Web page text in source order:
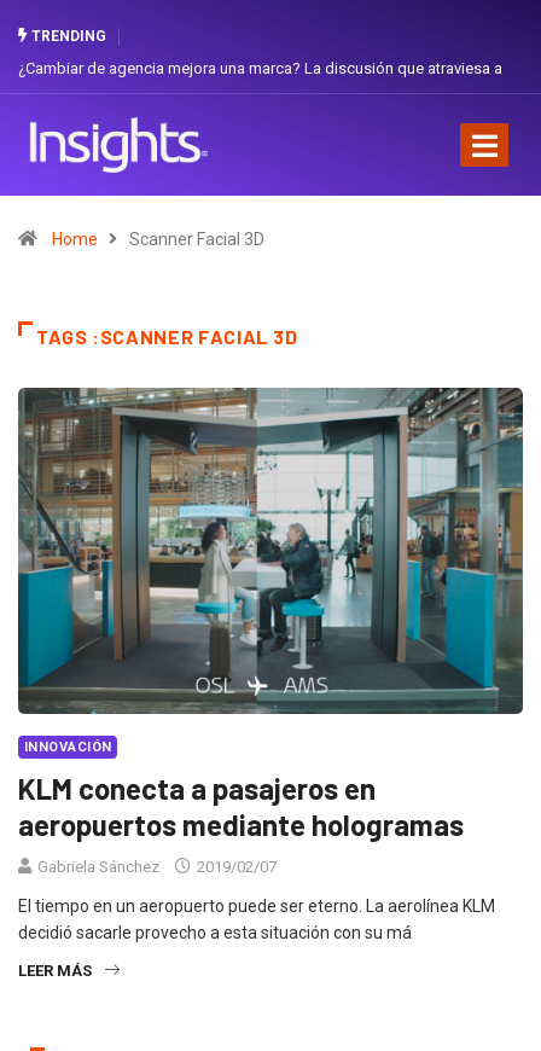
TRENDING
¿Cambiar de agencia mejora una marca? La discusión que atraviesa a
Home Scanner Facial 3D
TAGS :SCANNER FACIAL 3D
INNOVACIÓN
KLM conecta a pasajeros en
aeropuertos mediante hologramas
Gabriela Sánchez 2019/02/07
El tiempo en un aeropuerto puede ser eterno. La aerolínea KLM
decidió sacarle provecho a esta situación con su má
LEER MÁS